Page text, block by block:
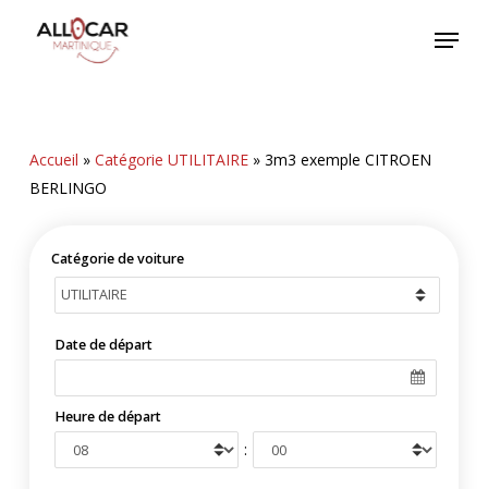
Menu
Accueil » Catégorie UTILITAIRE» 3m3 exemple CITROEN
BERLINGO
Catégorie de voiture
Date de départ
Heure de départ
: